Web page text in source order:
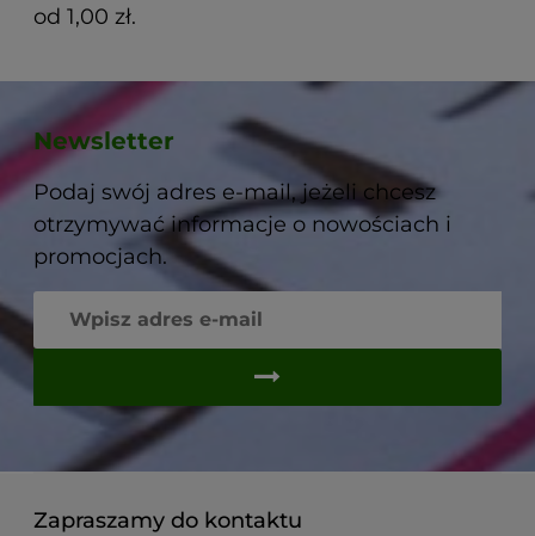
od 1,00 zł.
Newsletter
Podaj swój adres e-mail, jeżeli chcesz
otrzymywać informacje o nowościach i
promocjach.
Zapraszamy do kontaktu